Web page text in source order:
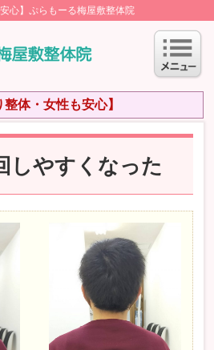
心】ぷらもーる梅屋敷整体院
体・女性も安心】
しやすくなった